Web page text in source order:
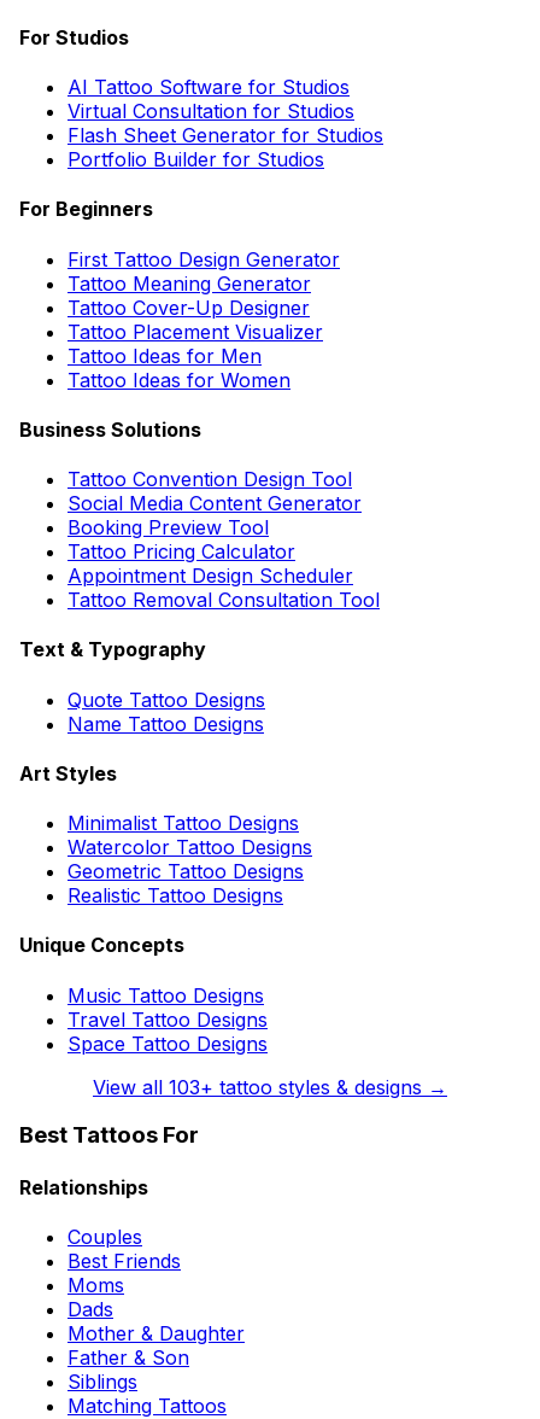
For Studios
AI Tattoo Software for Studios
Virtual Consultation for Studios
Flash Sheet Generator for Studios
Portfolio Builder for Studios
For Beginners
First Tattoo Design Generator
Tattoo Meaning Generator
Tattoo Cover-Up Designer
Tattoo Placement Visualizer
Tattoo Ideas for Men
Tattoo Ideas for Women
Business Solutions
Tattoo Convention Design Tool
Social Media Content Generator
Booking Preview Tool
Tattoo Pricing Calculator
Appointment Design Scheduler
Tattoo Removal Consultation Tool
Text & Typography
Quote Tattoo Designs
Name Tattoo Designs
Art Styles
Minimalist Tattoo Designs
Watercolor Tattoo Designs
Geometric Tattoo Designs
Realistic Tattoo Designs
Unique Concepts
Music Tattoo Designs
Travel Tattoo Designs
Space Tattoo Designs
View all 103+ tattoo styles & designs →
Best Tattoos For
Relationships
Couples
Best Friends
Moms
Dads
Mother & Daughter
Father & Son
Siblings
Matching Tattoos